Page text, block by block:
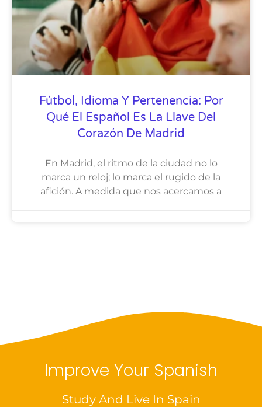
Fútbol, Idioma Y Pertenencia: Por
Qué El Español Es La Llave Del
Corazón De Madrid
En Madrid, el ritmo de la ciudad no lo
marca un reloj; lo marca el rugido de la
afición. A medida que nos acercamos a
Improve Your Spanish
Study And Live In Spain